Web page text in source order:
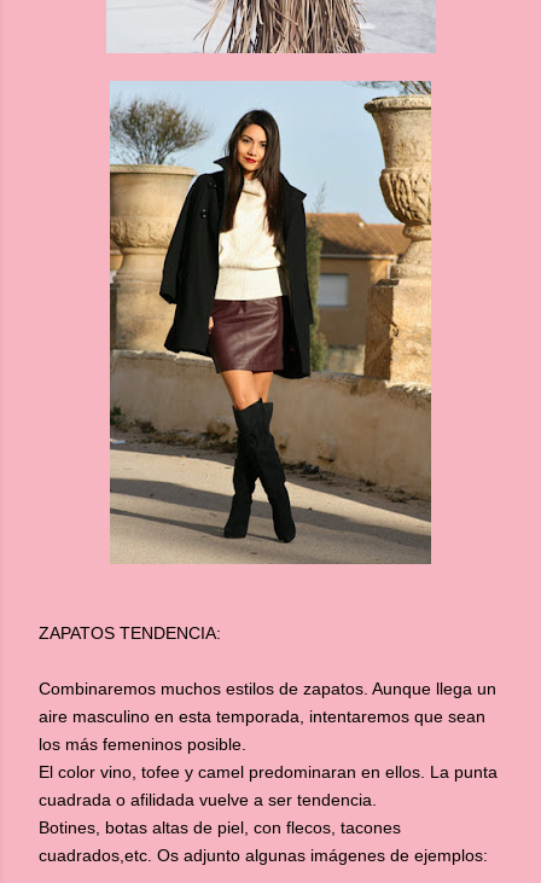
ZAPATOS TENDENCIA:
Combinaremos muchos estilos de zapatos. Aunque llega un
aire masculino en esta temporada, intentaremos que sean
los más femeninos posible.
El color vino, tofee y camel predominaran en ellos. La punta
cuadrada o afilidada vuelve a ser tendencia.
Botines, botas altas de piel, con flecos, tacones
cuadrados,etc. Os adjunto algunas imágenes de ejemplos: